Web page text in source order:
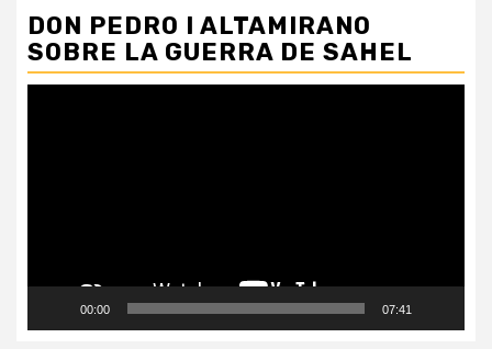
DON PEDRO I ALTAMIRANO
SOBRE LA GUERRA DE SAHEL
00:00 07:41